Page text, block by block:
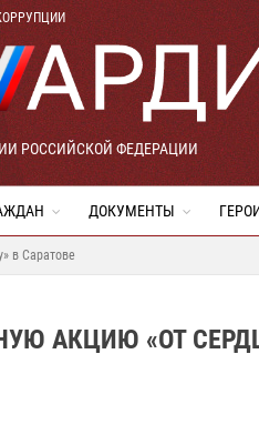
РОССИЙСКОЙ ФЕДЕРАЦИИ
ДОКУМЕНТЫ
в Саратове
АКЦИЮ «ОТ